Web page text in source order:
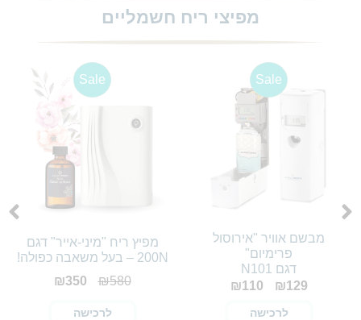
מפיצי ריח חשמליים
Sale
מבשם אוויר "אירוסול
פרימיום"
דגם N101
₪129
₪110
לרכישה
Sale
מפיץ ריח "מיני-אייר" דגם
200N – בעל משאבה כפולה!
₪580
₪350
לרכישה